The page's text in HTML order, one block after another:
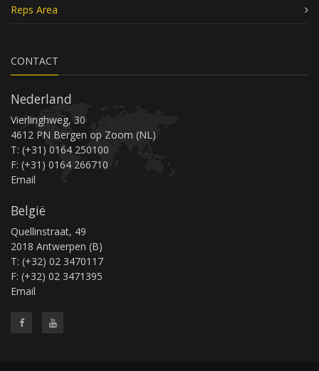
Reps Area
CONTACT
Nederland
Vierlinghweg, 30
4612 PN Bergen op Zoom (NL)
T: (+31) 0164 250100
F: (+31) 0164 266710
Email
België
Quellinstraat, 49
2018 Antwerpen (B)
T: (+32) 02 3470117
F: (+32) 02 3471395
Email